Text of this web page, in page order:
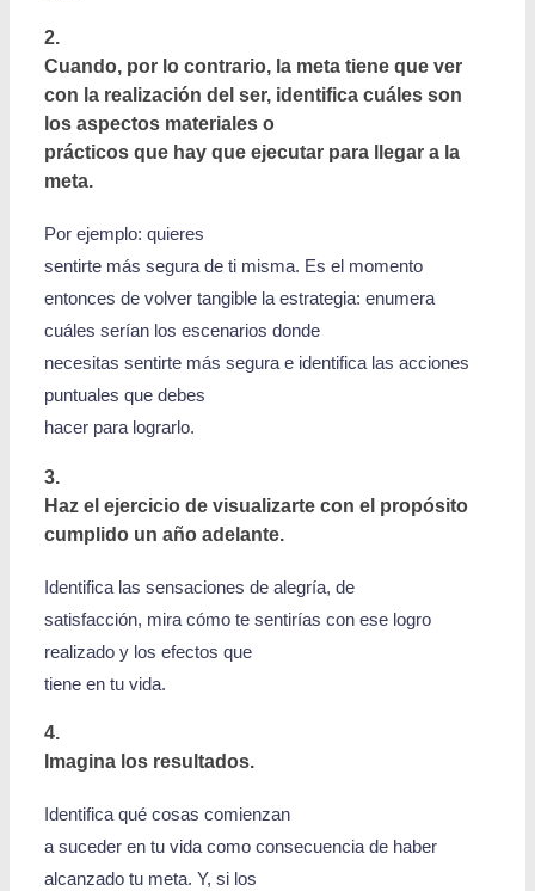
2.
Cuando, por lo contrario, la meta tiene que ver
con la realización del ser, identifica cuáles son
los aspectos materiales o
prácticos que hay que ejecutar para llegar a la
meta.
Por ejemplo: quieres
sentirte más segura de ti misma. Es el momento
entonces de volver tangible la estrategia: enumera
cuáles serían los escenarios donde
necesitas sentirte más segura e identifica las acciones
puntuales que debes
hacer para lograrlo.
3.
Haz el ejercicio de visualizarte con el propósito
cumplido un año adelante.
Identifica las sensaciones de alegría, de
satisfacción, mira cómo te sentirías con ese logro
realizado y los efectos que
tiene en tu vida.
4.
Imagina los resultados.
Identifica qué cosas comienzan
a suceder en tu vida como consecuencia de haber
alcanzado tu meta. Y, si los